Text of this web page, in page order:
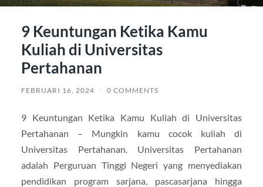
9 Keuntungan Ketika Kamu
Kuliah di Universitas
Pertahanan
FEBRUARI 16, 2024 / 0 COMMENTS
9 Keuntungan Ketika Kamu Kuliah di Universitas
Pertahanan – Mungkin kamu cocok kuliah di
Universitas Pertahanan. Universitas Pertahanan
adalah Perguruan Tinggi Negeri yang menyediakan
pendidikan program sarjana, pascasarjana hingga